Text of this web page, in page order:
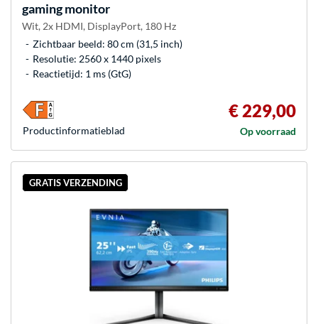
gaming monitor
Wit, 2x HDMI, DisplayPort, 180 Hz
Zichtbaar beeld: 80 cm (31,5 inch)
Resolutie: 2560 x 1440 pixels
Reactietijd: 1 ms (GtG)
€ 229,00
Op voorraad
Product­informatieblad
GRATIS VERZENDING